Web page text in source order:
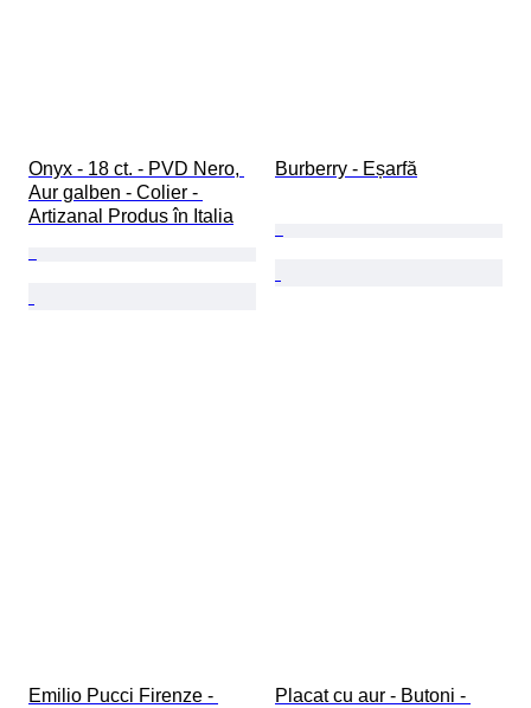
Onyx - 18 ct. - PVD Nero,
Aur galben - Colier -
Artizanal Produs în Italia
Burberry - Eșarfă
Emilio Pucci Firenze -
Placat cu aur - Butoni -